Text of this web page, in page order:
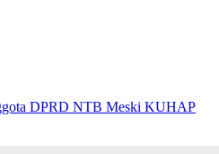
DPRD NTB Meski KUHAP